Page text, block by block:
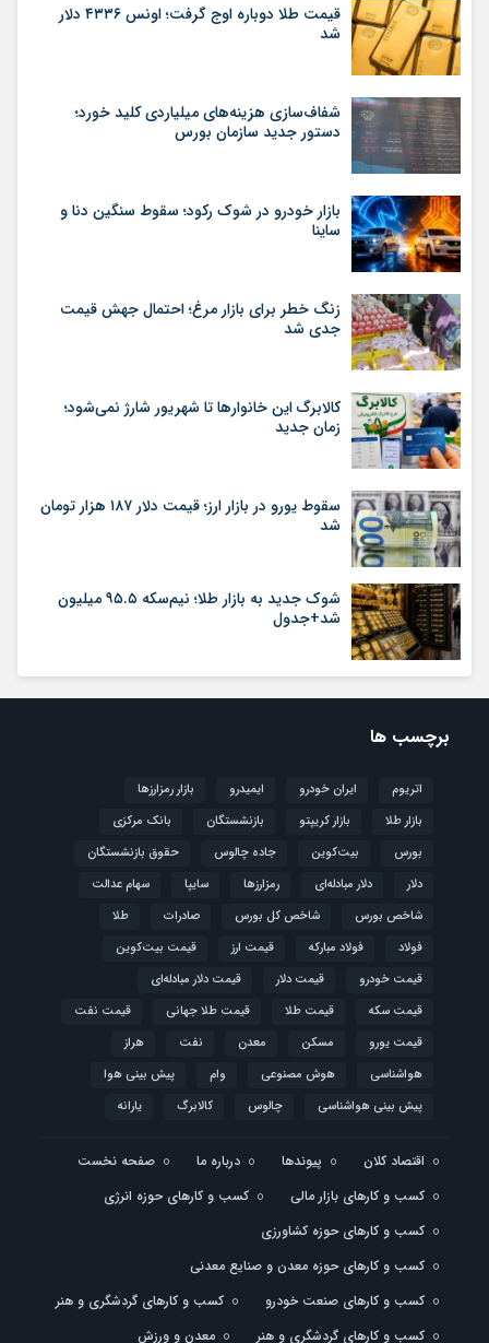
قیمت طلا دوباره اوج گرفت؛ اونس ۴۳۳۶ دلار
شد
شفاف‌سازی هزینه‌های میلیاردی کلید خورد؛
دستور جدید سازمان بورس
بازار خودرو در شوک رکود؛ سقوط سنگین دنا و
ساینا
زنگ خطر برای بازار مرغ؛ احتمال جهش قیمت
جدی شد
کالابرگ این خانوارها تا شهریور شارژ نمی‌شود؛
زمان جدید
سقوط یورو در بازار ارز؛ قیمت دلار ۱۸۷ هزار تومان
شد
شوک جدید به بازار طلا؛ نیم‌سکه ۹۵.۵ میلیون
شد+جدول
برچسب ها
اتریوم ایران خودرو ایمیدرو
بازار رمزارزها
بازار طلا
بازار کریپتو بازنشستگان
بانک مرکزی
بورس
بیت‌کوین جاده چالوس
حقوق بازنشستگان
دلار
دلار مبادله‌ای رمزارزها سایپا
سهام عدالت
شاخص بورس
شاخص کل بورس صادرات
طلا
فولاد
فولاد مبارکه قیمت ارز
قیمت بیت‌کوین
قیمت خودرو
قیمت دلار
قیمت دلار مبادله‌ای
قیمت سکه
قیمت طلا قیمت طلا جهانی
قیمت نفت
قیمت یورو
مسکن معدن نفت
هراز
هواشناسی
هوش مصنوعی وام
پیش بینی هوا
پیش بینی هواشناسی
چالوس کالابرگ یارانه
اقتصاد کلان پیوندها درباره ما
صفحه نخست
کسب و کارهای بازار مالی
کسب و کارهای حوزه انرژی
کسب و کارهای حوزه کشاورزی
کسب و کارهای حوزه معدن و صنایع معدنی
کسب و کارهای صنعت خودرو
کسب و کارهای گردشگری و هنر
کسب و کارهای گردشگری و هنر
معدن و ورزش